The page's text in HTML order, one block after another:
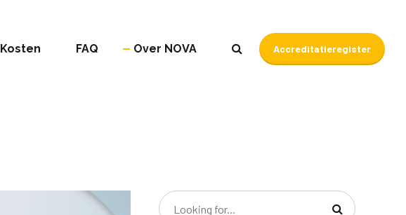
Accreditatieregister
Kosten FAQ Over NOVA